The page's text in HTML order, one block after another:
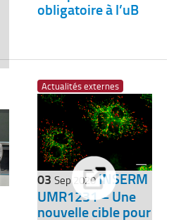
obligatoire à l’uB
Actualités externes
03 Sep 2020INSERM
UMR1231 – Une
nouvelle cible pour